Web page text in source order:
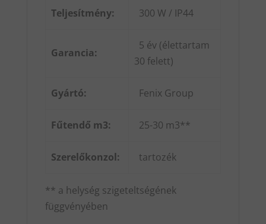
Teljesítmény: 300 W / IP44
Garancia:
5 év (élettartam
30 felett)
Gyártó: Fenix Group
Fűtendő m3: 25-30 m3**
Szerelőkonzol: tartozék
** a helység szigeteltségének
függvényében